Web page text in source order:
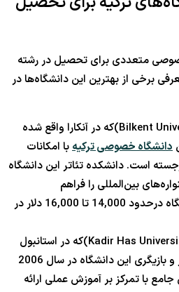
متعددی برای تحصیل در رشته
برخی از بهترین این دانشگاه‌ها در
(Bilkent University)که در آنکارا واقع شده
دانشگاه خصوصی ترکیهبا امکانات
است. دانشکده تئاتر این دانشگاه
بین‌المللی را فراهم
می‌کند.شهریه این دانشگاه درحدود 14,000 تا 16,000 دلار در
دانشگاه کادیر هاس (Kadir Has University)که در استانبول
قرار دارد. دپارتمان تئاتر و بازیگری این دانشگاه در سال 2006
با تمرکز بر آموزش عملی ارائه